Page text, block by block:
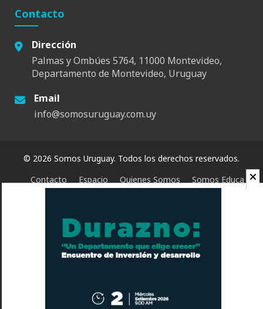
Contacto
Dirección
Palmas y Ombúes 5764, 11000 Montevideo,
Departamento de Montevideo, Uruguay
Email
info@somosuruguay.com.uy
© 2026 Somos Uruguay. Todos los derechos reservados.
Contacto
Espacio Quienes Somos Somos Educa